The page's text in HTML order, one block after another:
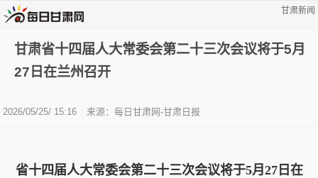
甘肃新闻
甘肃省十四届人大常委会第二十三次会议将于5月
27日在兰州召开
2026/05/25/ 15:16 来源：每日甘肃网-甘肃日报
省十四届人大常委会第二十三次会议将于5月27日在